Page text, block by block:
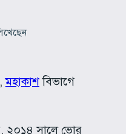
মহাকাশবিভাগে
২০১৪ সালে ভোর